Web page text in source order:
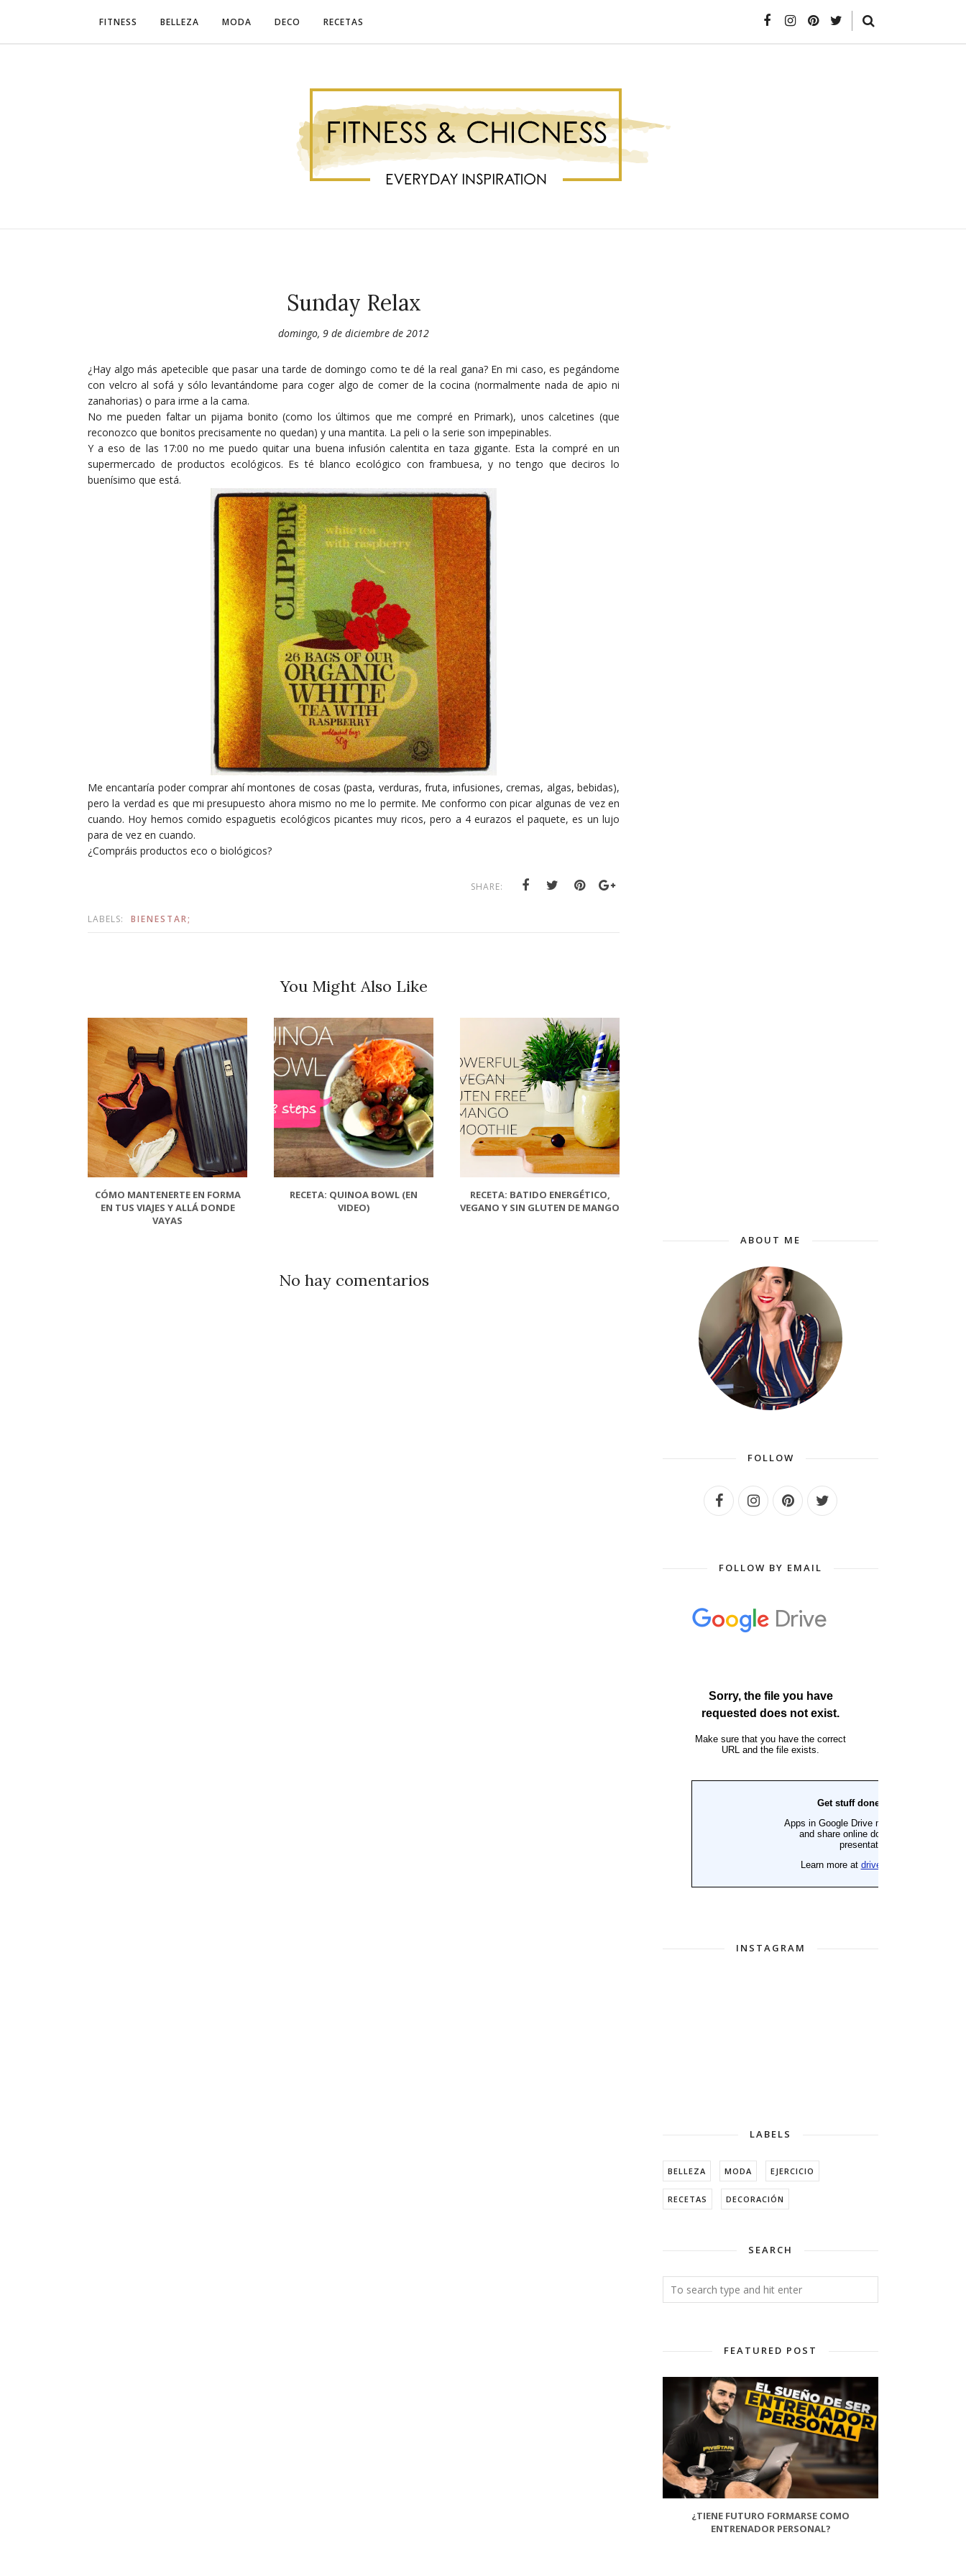
FITNESS BELLEZA MODA DECO RECETAS
Sunday Relax
domingo, 9 de diciembre de 2012
¿Hay algo más apetecible que pasar una tarde de domingo como te dé la real gana? En mi caso, es pegándome
con velcro al sofá y sólo levantándome para coger algo de comer de la cocina (normalmente nada de apio ni
zanahorias) o para irme a la cama.
No me pueden faltar un pijama bonito (como los últimos que me compré en Primark), unos calcetines (que
reconozco que bonitos precisamente no quedan) y una mantita. La peli o la serie son impepinables.
Y a eso de las 17:00 no me puedo quitar una buena infusión calentita en taza gigante. Esta la compré en un
supermercado de productos ecológicos. Es té blanco ecológico con frambuesa, y no tengo que deciros lo
buenísimo que está.
Me encantaría poder comprar ahí montones de cosas (pasta, verduras, fruta, infusiones, cremas, algas, bebidas),
pero la verdad es que mi presupuesto ahora mismo no me lo permite. Me conformo con picar algunas de vez en
cuando. Hoy hemos comido espaguetis ecológicos picantes muy ricos, pero a 4 eurazos el paquete, es un lujo
para de vez en cuando.
¿Compráis productos eco o biológicos?
SHARE:
LABELS: BIENESTAR;
You Might Also Like
CÓMO MANTENERTE EN FORMA
EN TUS VIAJES Y ALLÁ DONDE
VAYAS
RECETA: QUINOA BOWL (EN
VIDEO)
RECETA: BATIDO ENERGÉTICO,
VEGANO Y SIN GLUTEN DE MANGO
No hay comentarios
ABOUT ME
FOLLOW
FOLLOW BY EMAIL
INSTAGRAM
LABELS
BELLEZA MODA EJERCICIO
RECETAS DECORACIÓN
SEARCH
FEATURED POST
¿TIENE FUTURO FORMARSE COMO
ENTRENADOR PERSONAL?